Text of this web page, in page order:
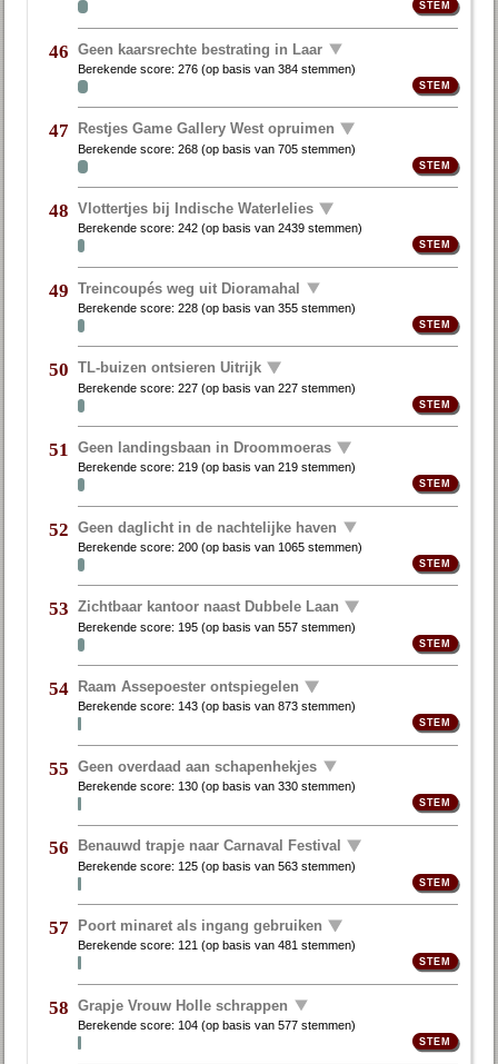
46 Geen kaarsrechte bestrating in Laar
Berekende score:276 (op basis van384 stemmen)
47 Restjes Game Gallery West opruimen
Berekende score:268 (op basis van705 stemmen)
48 Vlottertjes bij Indische Waterlelies
Berekende score:242 (op basis van2439 stemmen)
49 Treincoupés weg uit Dioramahal
Berekende score:228 (op basis van355 stemmen)
50 TL-buizen ontsieren Uitrijk
Berekende score:227 (op basis van227 stemmen)
51 Geen landingsbaan in Droommoeras
Berekende score:219 (op basis van219 stemmen)
52 Geen daglicht in de nachtelijke haven
Berekende score:200 (op basis van 1065 stemmen)
53 Zichtbaar kantoor naast Dubbele Laan
Berekende score: 195 (op basis van557 stemmen)
54 Raam Assepoester ontspiegelen
Berekende score: 143 (op basis van873 stemmen)
55 Geen overdaad aan schapenhekjes
Berekende score: 130 (op basis van330 stemmen)
56 Benauwd trapje naar Carnaval Festival
Berekende score: 125 (op basis van563 stemmen)
57 Poort minaret als ingang gebruiken
Berekende score:121 (op basis van481 stemmen)
58 Grapje Vrouw Holle schrappen
Berekende score: 104 (op basis van577 stemmen)